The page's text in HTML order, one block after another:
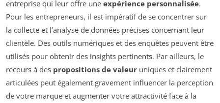
entreprise qui leur offre une expérience personnalisée.
Pour les entrepreneurs, il est impératif de se concentrer sur
la collecte et l’analyse de données précises concernant leur
clientèle. Des outils numériques et des enquêtes peuvent être
utilisés pour obtenir des insights pertinents. Par ailleurs, le
recours à des propositions de valeur uniques et clairement
articulées peut également gravement influencer la perception
de votre marque et augmenter votre attractivité face à la